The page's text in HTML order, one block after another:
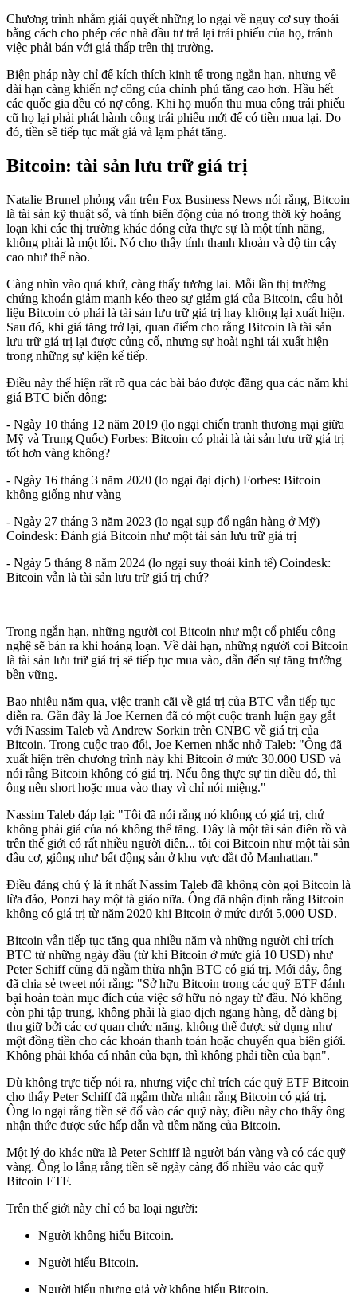
Chương trình nhằm giải quyết những lo ngại về nguy cơ suy thoái
bằng cách cho phép các nhà đầu tư trả lại trái phiếu của họ, tránh
việc phải bán với giá thấp trên thị trường.
Biện pháp này chỉ để kích thích kinh tế trong ngắn hạn, nhưng về
dài hạn càng khiến nợ công của chính phủ tăng cao hơn. Hầu hết
các quốc gia đều có nợ công. Khi họ muốn thu mua công trái phiếu
cũ họ lại phải phát hành công trái phiếu mới để có tiền mua lại. Do
đó, tiền sẽ tiếp tục mất giá và lạm phát tăng.
Bitcoin: tài sản lưu trữ giá trị
Natalie Brunel phỏng vấn trên Fox Business News nói rằng, Bitcoin
là tài sản kỹ thuật số, và tính biến động của nó trong thời kỳ hoảng
loạn khi các thị trường khác đóng cửa thực sự là một tính năng,
không phải là một lỗi. Nó cho thấy tính thanh khoản và độ tin cậy
cao như thế nào.
Càng nhìn vào quá khứ, càng thấy tương lai. Mỗi lần thị trường
chứng khoán giảm mạnh kéo theo sự giảm giá của Bitcoin, câu hỏi
liệu Bitcoin có phải là tài sản lưu trữ giá trị hay không lại xuất hiện.
Sau đó, khi giá tăng trở lại, quan điểm cho rằng Bitcoin là tài sản
lưu trữ giá trị lại được củng cố, nhưng sự hoài nghi tái xuất hiện
trong những sự kiện kế tiếp.
Điều này thể hiện rất rõ qua các bài báo được đăng qua các năm khi
giá BTC biến đông:
- Ngày 10 tháng 12 năm 2019 (lo ngại chiến tranh thương mại giữa
Mỹ và Trung Quốc) Forbes: Bitcoin có phải là tài sản lưu trữ giá trị
tốt hơn vàng không?
- Ngày 16 tháng 3 năm 2020 (lo ngại đại dịch) Forbes: Bitcoin
không giống như vàng
- Ngày 27 tháng 3 năm 2023 (lo ngại sụp đổ ngân hàng ở Mỹ)
Coindesk: Đánh giá Bitcoin như một tài sản lưu trữ giá trị
- Ngày 5 tháng 8 năm 2024 (lo ngại suy thoái kinh tế) Coindesk:
Bitcoin vẫn là tài sản lưu trữ giá trị chứ?
Trong ngắn hạn, những người coi Bitcoin như một cổ phiếu công
nghệ sẽ bán ra khi hoảng loạn. Về dài hạn, những người coi Bitcoin
là tài sản lưu trữ giá trị sẽ tiếp tục mua vào, dẫn đến sự tăng trưởng
bền vững.
Bao nhiêu năm qua, việc tranh cãi về giá trị của BTC vẫn tiếp tục
diễn ra. Gần đây là Joe Kernen đã có một cuộc tranh luận gay gắt
với Nassim Taleb và Andrew Sorkin trên CNBC về giá trị của
Bitcoin. Trong cuộc trao đổi, Joe Kernen nhắc nhở Taleb: "Ông đã
xuất hiện trên chương trình này khi Bitcoin ở mức 30.000 USD và
nói rằng Bitcoin không có giá trị. Nếu ông thực sự tin điều đó, thì
ông nên short hoặc mua vào thay vì chỉ nói miệng."
Nassim Taleb đáp lại: "Tôi đã nói rằng nó không có giá trị, chứ
không phải giá của nó không thể tăng. Đây là một tài sản điên rồ và
trên thế giới có rất nhiều người điên... tôi coi Bitcoin như một tài sản
đầu cơ, giống như bất động sản ở khu vực đắt đỏ Manhattan."
Điều đáng chú ý là ít nhất Nassim Taleb đã không còn gọi Bitcoin là
lừa đảo, Ponzi hay một tà giáo nữa. Ông đã nhận định rằng Bitcoin
không có giá trị từ năm 2020 khi Bitcoin ở mức dưới 5,000 USD.
Bitcoin vẫn tiếp tục tăng qua nhiều năm và những người chỉ trích
BTC từ những ngày đầu (từ khi Bitcoin ở mức giá 10 USD) như
Peter Schiff cũng đã ngầm thừa nhận BTC có giá trị. Mới đây, ông
đã chia sẻ tweet nói rằng: "Sở hữu Bitcoin trong các quỹ ETF đánh
bại hoàn toàn mục đích của việc sở hữu nó ngay từ đầu. Nó không
còn phi tập trung, không phải là giao dịch ngang hàng, dễ dàng bị
thu giữ bởi các cơ quan chức năng, không thể được sử dụng như
một đồng tiền cho các khoản thanh toán hoặc chuyển qua biên giới.
Không phải khóa cá nhân của bạn, thì không phải tiền của bạn".
Dù không trực tiếp nói ra, nhưng việc chỉ trích các quỹ ETF Bitcoin
cho thấy Peter Schiff đã ngầm thừa nhận rằng Bitcoin có giá trị.
Ông lo ngại rằng tiền sẽ đổ vào các quỹ này, điều này cho thấy ông
nhận thức được sức hấp dẫn và tiềm năng của Bitcoin.
Một lý do khác nữa là Peter Schiff là người bán vàng và có các quỹ
vàng. Ông lo lắng rằng tiền sẽ ngày càng đổ nhiều vào các quỹ
Bitcoin ETF.
Trên thế giới này chỉ có ba loại người:
Người không hiểu Bitcoin.
Người hiểu Bitcoin.
Người hiểu nhưng giả vờ không hiểu Bitcoin.